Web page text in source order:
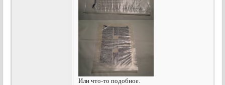
Или что-то подобное.